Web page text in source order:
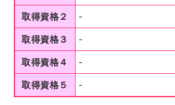
取得資格２
-
取得資格３
-
取得資格４
-
取得資格５
-